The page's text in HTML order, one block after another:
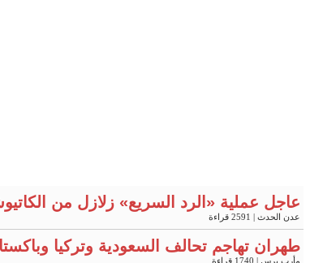
عاجل عملية «الرد السريع» زلازل من
عدن الحدث | 2591 قراءة
طهران تهاجم تحالف السعودية وتركيا
مأرب برس | 1740 قراءة